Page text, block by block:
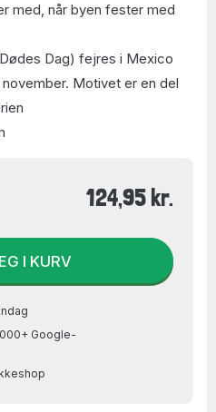
med, når byen fester med
Dag) fejres i Mexico
Motivet er en del
124,95 kr.
I KURV
Google-